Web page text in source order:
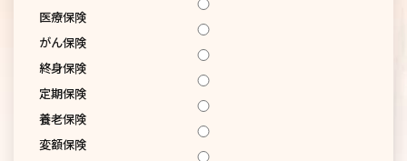
医療保険
がん保険
終身保険
定期保険
養老保険
変額保険